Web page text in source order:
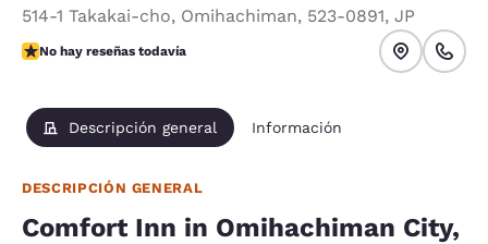
514-1 Takakai-cho, Omihachiman, 523-0891, JP
No hay reseñas todavía
No hay reseñas todavía
Descripción general Información
DESCRIPCIÓN GENERAL
Comfort Inn in Omihachiman City,